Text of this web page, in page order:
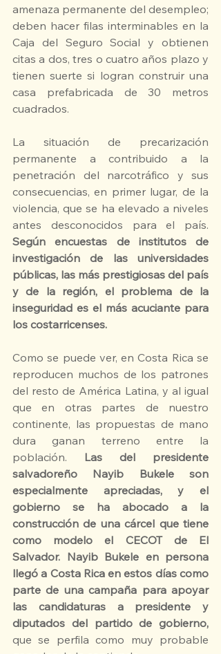
amenaza permanente del desempleo;
deben hacer filas interminables en la
Caja del Seguro Social y obtienen
citas a dos, tres o cuatro años plazo y
tienen suerte si logran construir una
casa prefabricada de 30 metros
cuadrados.
La situación de precarización
permanente a contribuido a la
penetración del narcotráfico y sus
consecuencias, en primer lugar, de la
violencia, que se ha elevado a niveles
Según encuestas de institutos de
investigación de las universidades
públicas, las más prestigiosas del país
y de la región, el problema de la
inseguridad es el más acuciante para
los costarricenses.
Como se puede ver, en Costa Rica se
reproducen muchos de los patrones
del resto de América Latina, y al igual
que en otras partes de nuestro
continente, las propuestas de mano
dura ganan terreno entre la
población. Las del presidente
salvadoreño Nayib Bukele son
especialmente apreciadas, y el
gobierno se ha abocado a la
construcción de una cárcel que tiene
como modelo el CECOT de El
Salvador. Nayib Bukele en persona
llegó a Costa Rica en estos días como
parte de una campaña para apoyar
las candidaturas a presidente y
diputados del partido de gobierno,
que se perfila como muy probable